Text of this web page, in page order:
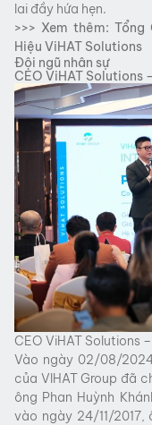
lai đầy hứa hẹn.
>>> Xem thêm: Tổng
Hiệu ViHAT Solutions
Đội ngũ nhân sự
CEO ViHAT Solutions –
CEO ViHAT Solutions
Vào ngày 02/08/
của VIHAT Group đã
ông Phan Huỳnh
vào ngày 24/11/2017,